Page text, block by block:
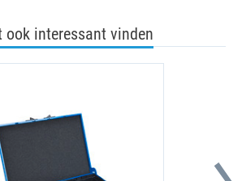
interessant vinden